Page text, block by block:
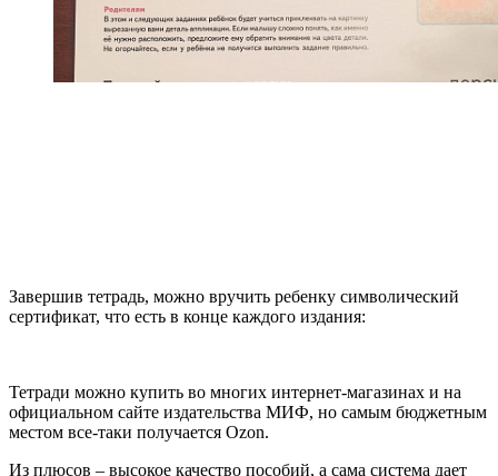
Завершив тетрадь, можно вручить ребенку символический
сертификат, что есть в конце каждого издания:
Тетради можно купить во многих интернет-магазинах и на
официальном сайте издательства МИФ, но самым бюджетным
местом все-таки получается Ozon.
Из плюсов – высокое качество пособий, а сама система дает